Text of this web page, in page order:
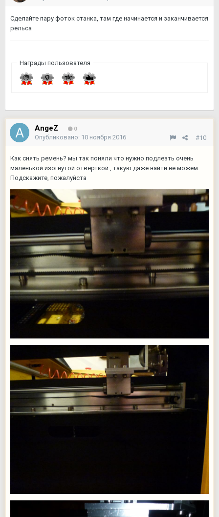
Сделайте пару фоток станка, там где начинается и заканчивается
рельса
Награды пользователя
AngeZ 0
#10
Опубликовано: 10 ноября 2016
Как снять ремень? мы так поняли что нужно подлезть очень
маленькой изогнутой отверткой , такую даже найти не можем.
Подскажите, пожалуйста